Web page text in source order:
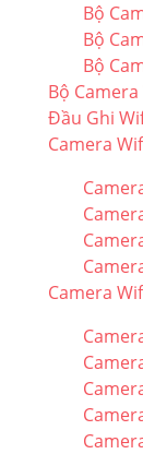
Bộ
Bộ
Bộ
Bộ Camera
Đầu Ghi
Camera
Camera